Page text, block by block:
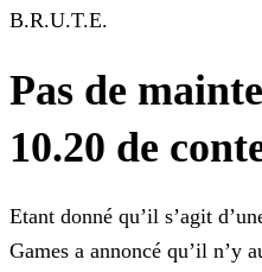
B.R.U.T.E.
Pas de
10.20 de
Etant donné qu’il s’agit
Games a annoncé qu’il n’y